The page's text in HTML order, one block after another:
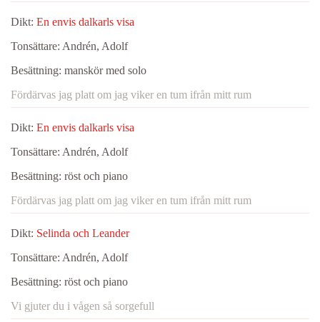
Dikt: En envis dalkarls visa
Tonsättare: Andrén, Adolf
Besättning: manskör med solo
Fördärvas jag platt om jag viker en tum ifrån mitt rum
Dikt: En envis dalkarls visa
Tonsättare: Andrén, Adolf
Besättning: röst och piano
Fördärvas jag platt om jag viker en tum ifrån mitt rum
Dikt: Selinda och Leander
Tonsättare: Andrén, Adolf
Besättning: röst och piano
Vi gjuter du i vågen så sorgefull